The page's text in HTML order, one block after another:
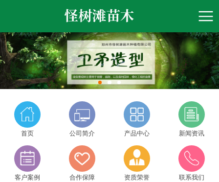
首页 公司简介 产品中心 新闻资讯
客户案例 合作保障 资质荣誉 联系我们